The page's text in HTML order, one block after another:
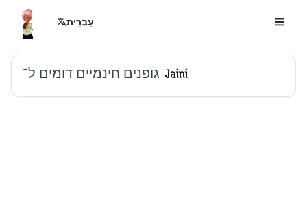
עִבְרִית
גופנים חינמיים דומים ל־ Jaini